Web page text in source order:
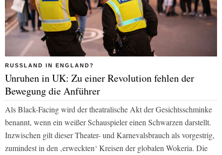
RUSSLAND IN ENGLAND?
Unruhen in UK: Zu einer Revolution fehlen der
Bewegung die Anführer
Als Black-Facing wird der theatralische Akt der Gesichtsschminke
benannt, wenn ein weißer Schauspieler einen Schwarzen darstellt.
Inzwischen gilt dieser Theater- und Karnevalsbrauch als vorgestrig,
zumindest in den ‚erweckten‘ Kreisen der globalen Wokeria. Die